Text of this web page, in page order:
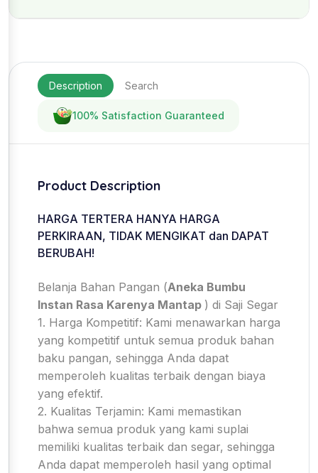
Description Search
100% Satisfaction Guaranteed
Product Description
HARGA TERTERA HANYA HARGA
PERKIRAAN, TIDAK MENGIKAT dan DAPAT
BERUBAH!
Belanja Bahan Pangan (Aneka Bumbu
Instan Rasa Karenya Mantap ) di Saji Segar
1. Harga Kompetitif: Kami menawarkan harga
yang kompetitif untuk semua produk bahan
baku pangan, sehingga Anda dapat
memperoleh kualitas terbaik dengan biaya
yang efektif.
2. Kualitas Terjamin: Kami memastikan
bahwa semua produk yang kami suplai
memiliki kualitas terbaik dan segar, sehingga
Anda dapat memperoleh hasil yang optimal